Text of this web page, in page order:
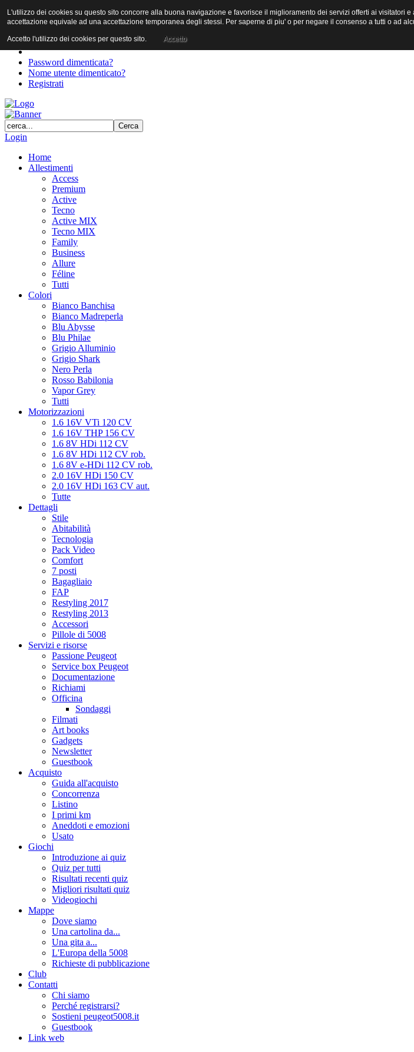
User
Password
Password dimenticata?
Nome utente dimenticato?
Registrati
Login
Home
Allestimenti
Access
Premium
Active
Tecno
Active MIX
Tecno MIX
Family
Business
Allure
Féline
Tutti
Colori
Bianco Banchisa
Bianco Madreperla
Blu Abysse
Blu Philae
Grigio Alluminio
Grigio Shark
Nero Perla
Rosso Babilonia
Vapor Grey
Tutti
Motorizzazioni
1.6 16V VTi 120 CV
1.6 16V THP 156 CV
1.6 8V HDi 112 CV
1.6 8V HDi 112 CV rob.
1.6 8V e-HDi 112 CV rob.
2.0 16V HDi 150 CV
2.0 16V HDi 163 CV aut.
Tutte
Dettagli
Stile
Abitabilità
Tecnologia
Pack Video
Comfort
7 posti
Bagagliaio
FAP
Restyling 2017
Restyling 2013
Accessori
Pillole di 5008
Servizi e risorse
Passione Peugeot
Service box Peugeot
Documentazione
Richiami
Officina
Sondaggi
Filmati
Art books
Gadgets
Newsletter
Guestbook
Acquisto
Guida all'acquisto
Concorrenza
Listino
I primi km
Aneddoti e emozioni
Usato
Giochi
Introduzione ai quiz
Quiz per tutti
Risultati recenti quiz
Migliori risultati quiz
Videogiochi
Mappe
Dove siamo
Una cartolina da...
Una gita a...
L'Europa della 5008
Richieste di pubblicazione
Club
Contatti
Chi siamo
Perché registrarsi?
Sostieni peugeot5008.it
Guestbook
Link web
L'utilizzo dei cookies su questo sito concorre alla buona navigazione e favorisce il miglioramento dei servizi offerti ai visitatori
accettazione equivale ad una accettazione temporanea degli stessi. Per saperne di piu' o per negare il consenso a tutti o ad
Accetto l'utilizzo dei cookies per questo sito. Accetto